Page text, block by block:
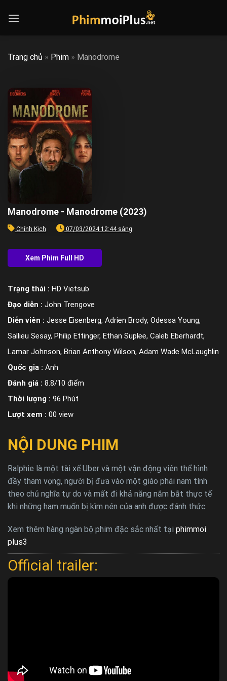
Trang chủ » Phim » Manodrome
Manodrome - Manodrome (2023)
Chính Kịch 07/03/2024 12:44 sáng
Trạng thái : HD Vietsub
Đạo diễn : John Trengove
Diễn viên : Jesse Eisenberg, Adrien Brody, Odessa Young,
Sallieu Sesay, Philip Ettinger, Ethan Suplee, Caleb Eberhardt,
Lamar Johnson, Brian Anthony Wilson, Adam Wade McLaughlin
Quốc gia : Anh
Đánh giá : 8.8/10 điểm
Thời lượng : 96 Phút
Lượt xem : 00 view
NỘI DUNG PHIM
Ralphie là một tài xế Uber và một vận động viên thể hình
đầy tham vọng, người bị đưa vào một giáo phái nam tính
theo chủ nghĩa tự do và mất đi khả năng nắm bắt thực tế
khi những ham muốn bị kìm nén của anh được đánh thức.
Xem thêm hàng ngàn bộ phim đặc sắc nhất tại phimmoi
plus3
Official trailer: